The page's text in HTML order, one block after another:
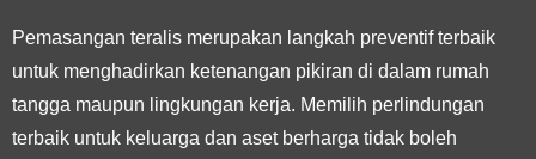
Pemasangan teralis merupakan langkah preventif terbaik
untuk menghadirkan ketenangan pikiran di dalam rumah
tangga maupun lingkungan kerja. Memilih perlindungan
terbaik untuk keluarga dan aset berharga tidak boleh